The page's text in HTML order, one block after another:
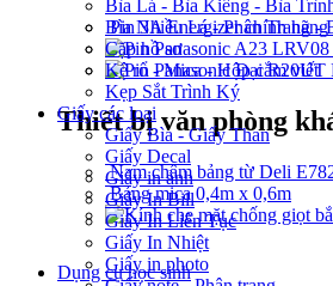
Pin 3A Energizer chính hãng
Thiết bị văn phòng
Nam châm bảng từ Deli
Bảng mica 0,4m x 0,6m
Dụng cụ học sinh
Bìa Lá - Bìa Kiếng - Bìa
Bìa Nhiều Lá - Phân Trang -
Cặp hồ sơ
Kệ rổ - Mica - Hộp cắm viết
Kẹp Sắt Trình Ký
Giấy các loại
Giấy Bìa - Giấy Than
Giấy Decal
Giấy in ảnh
Giấy In Bill
Giấy In Liên Tục
Giấy In Nhiệt
Giấy in photo